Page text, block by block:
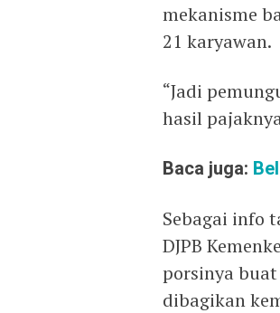
mekanisme
21 karyawan.
“Jadi
hasil
Baca juga:
Sebagai info
DJPB
porsinya
dibagikan